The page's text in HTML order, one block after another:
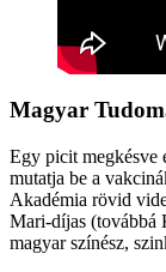
Magyar
Egy picit megkésve
mutatja be a
Akadémia rövid
Mari-díjas (továbbá
magyar színész,